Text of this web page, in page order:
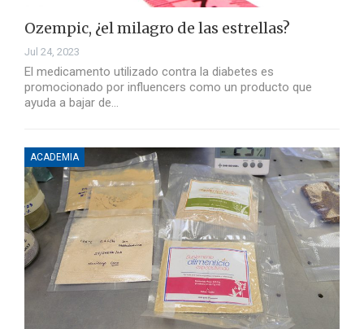
Ozempic, ¿el milagro de las estrellas?
Jul 24, 2023
El medicamento utilizado contra la diabetes es
promocionado por influencers como un producto que
ayuda a bajar de…
ACADEMIA